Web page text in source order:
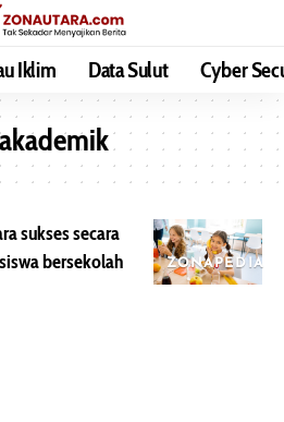
Iklim Data Sulut Cyber
ZONAPEDIA
sukses secara
bersekolah